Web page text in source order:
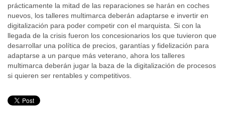
prácticamente la mitad de las reparaciones se harán en coches
nuevos, los talleres multimarca deberán adaptarse e invertir en
digitalización para poder competir con el marquista. Si con la
llegada de la crisis fueron los concesionarios los que tuvieron que
desarrollar una política de precios, garantías y fidelización para
adaptarse a un parque más veterano, ahora los talleres
multimarca deberán jugar la baza de la digitalización de procesos
si quieren ser rentables y competitivos.